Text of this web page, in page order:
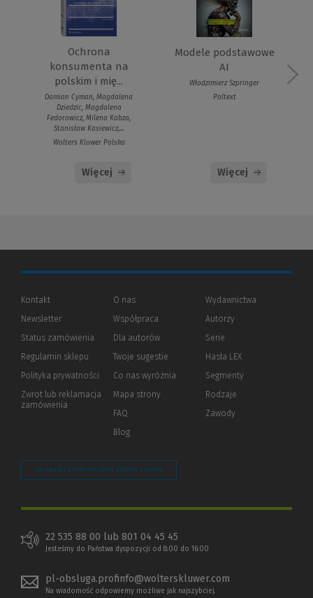
Ochrona
konsumenta na
polskim i mię...
Damian Cyman, Magdalena
Dziedzic, Magdalena
Fedorowicz, Milena Kabza,
Stanisław Kasiewicz,...
Wolters Kluwer Polska
Więcej
Modele podstawowe
AI
Włodzimierz Szpringer
Poltext
Więcej
Kontakt
Newsletter
Status zamówienia
Regulamin sklepu
Polityka prywatności (Nowe
(Link
innej
Zwrot lub reklamacja
zamówienia
O nas
Współpraca
Dla autorów(Nowe
(Link
innej
Twoje sugestie
Co nas wyróżnia
Mapa strony
FAQ
Blog
Wydawnictwa
Autorzy
Serie
Hasła LEX
Segmenty
Rodzaje
Zawody
Zarządzaj preferencjami plików cookie
22 535 88 00 lub 801 04 45 45
Jesteśmy do Państwa dyspozycji od 8:00 do 16:00
pl-obsluga.profinfo@wolterskluwer.com
Na wiadomość odpowiemy możliwe jak najszybciej.